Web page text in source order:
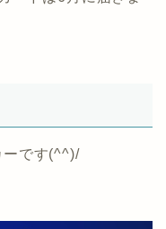
ーです(^^)/